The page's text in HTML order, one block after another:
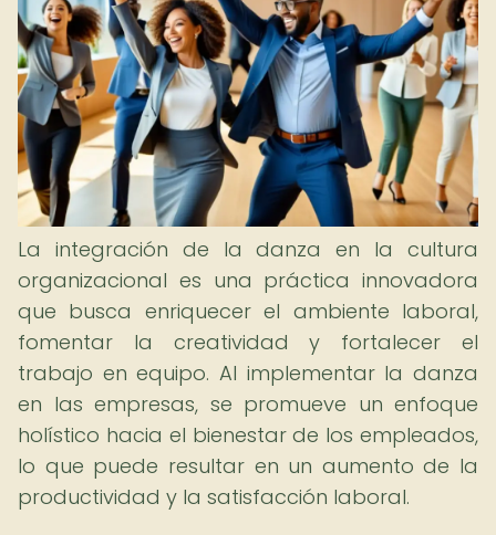
La integración de la danza en la cultura
organizacional es una práctica innovadora
que busca enriquecer el ambiente laboral,
fomentar la creatividad y fortalecer el
trabajo en equipo. Al implementar la danza
en las empresas, se promueve un enfoque
holístico hacia el bienestar de los empleados,
lo que puede resultar en un aumento de la
productividad y la satisfacción laboral.